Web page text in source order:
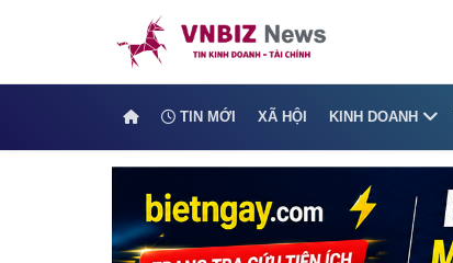
TIN MỚI XÃ HỘI KINH DOANH